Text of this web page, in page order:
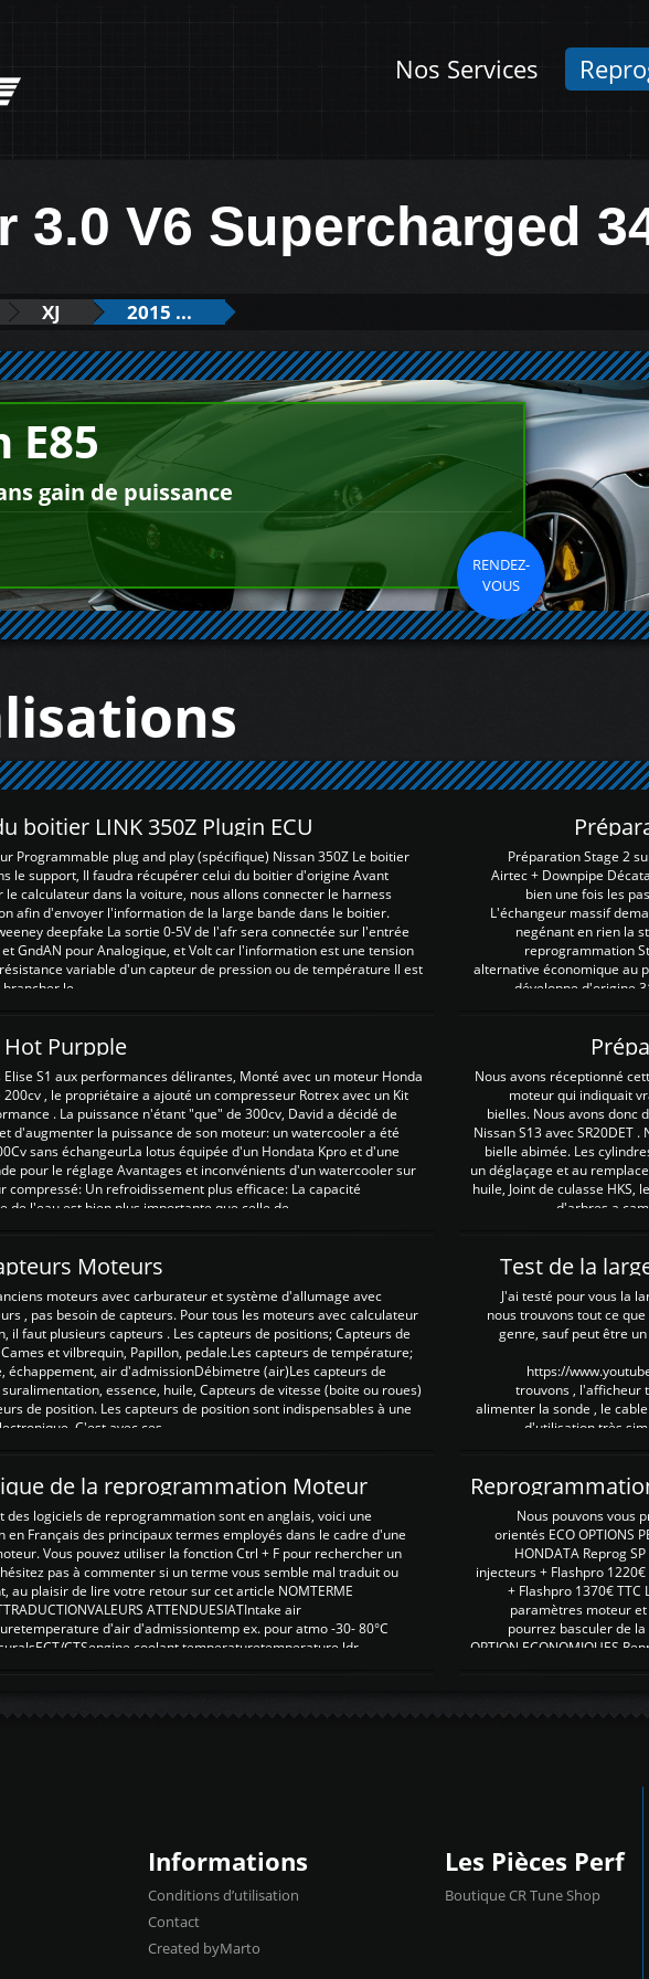
Nos Services
3.0 V6 Supercharged
XJ 2015 ...
E85
gain de puissance
RENDEZ-
VOUS
boitier LINK 350Z Plugin ECU
Programmable plug and play (spécifique) Nissan 350Z Le boitier
le support, Il faudra récupérer celui du boitier d'origine Avant
le calculateur dans la voiture, nous allons connecter le harness
afin d'envoyer l'information de la large bande dans le boitier.
deepfake La sortie 0-5V de l'afr sera connectée sur l'entrée
et GndAN pour Analogique, et Volt car l'information est une tension
variable d'un capteur de pression ou de température Il est
le ...
Préparation Stage 2
Airtec + Downpipe
bien une fois les
L'échangeur massif
negénant en rien la
reprogrammation
alternative économique au
développe d'origine
Hot Purpple
Elise S1 aux performances délirantes, Monté avec un moteur Honda
200cv , le propriétaire a ajouté un compresseur Rotrex avec un Kit
. La puissance n'étant "que" de 300cv, David a décidé de
d'augmenter la puissance de son moteur: un watercooler a été
sans échangeurLa lotus équipée d'un Hondata Kpro et d'une
pour le réglage Avantages et inconvénients d'un watercooler sur
compressé: Un refroidissement plus efficace: La capacité
de l'eau est bien plus importante que celle de ...
Nous avons réceptionné
moteur qui indiquait
bielles. Nous avons donc
Nissan S13 avec SR20DET
bielle abimée. Les
un déglaçage et au
huile, Joint de culasse HKS,
d'arbres a
Moteurs
moteurs avec carburateur et système d'allumage avec
, pas besoin de capteurs. Pour tous les moteurs avec calculateur
il faut plusieurs capteurs . Les capteurs de positions; Capteurs de
et vilbrequin, Papillon, pedale.Les capteurs de température;
échappement, air d'admissionDébimetre (air)Les capteurs de
essence, huile, Capteurs de vitesse (boite ou roues)
de position. Les capteurs de position sont indispensables à une
C'est avec ces ...
Test de la
J'ai testé pour vous la
nous trouvons tout ce
genre, sauf peut être
https://
trouvons , l'afficheur
alimenter la sonde , le
d'utilisation très
de la reprogrammation Moteur
des logiciels de reprogrammation sont en anglais, voici une
en Français des principaux termes employés dans le cadre d'une
Vous pouvez utiliser la fonction Ctrl + F pour rechercher un
pas à commenter si un terme vous semble mal traduit ou
au plaisir de lire votre retour sur cet article NOMTERME
ATTENDUESIATIntake air
d'air d'admissiontemp ex. pour atmo -30- 80°C
CTSengine coolant temperaturetemperature ldr
Nous pouvons vous
orientés ECO OPTIONS
HONDATA Reprog
injecteurs + Flashpro
+ Flashpro 1370€
paramètres moteur
pourrez basculer de
OPTION ECONOMIQUES
Informations
Conditions d’utilisation
Contact
Created byMarto
Les Pièces Perf
Boutique CR Tune Shop